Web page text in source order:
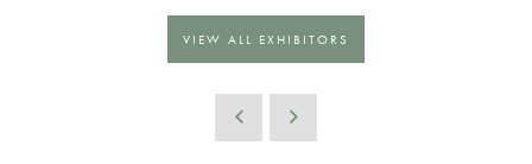
VIEW ALL EXHIBITORS